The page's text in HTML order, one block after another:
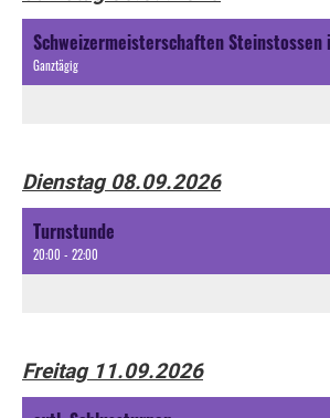
Schweizermeisterschaften Steinstossen
Ganztägig
Dienstag 08.09.2026
Turnstunde
20:00 - 22:00
Freitag 11.09.2026